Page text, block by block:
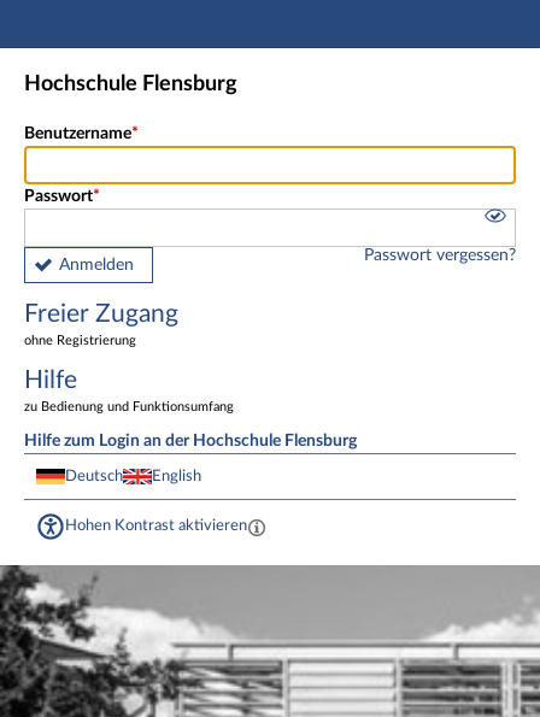
Hauptnavigation
Freier Zugang
Fußzeile
Hochschule Flensburg
Benutzername
Passwort
Anmelden
Passwort vergessen?
Freier Zugang
ohne Registrierung
Hilfe
zu Bedienung und Funktionsumfang
Hilfe zum Login an der Hochschule Flensburg
Deutsch English
Hohen Kontrast aktivieren